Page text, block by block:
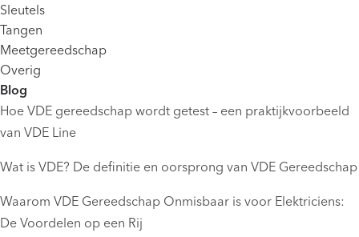
Sleutels
Tangen
Meetgereedschap
Overig
Blog
Hoe VDE gereedschap wordt getest – een praktijkvoorbeeld
van VDE Line
Wat is VDE? De definitie en oorsprong van VDE Gereedschap
Waarom VDE Gereedschap Onmisbaar is voor Elektriciens:
De Voordelen op een Rij